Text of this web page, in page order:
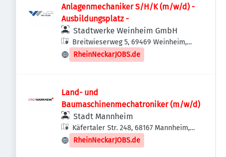
Anlagenmechaniker S/H/K (m/w/d) -
Ausbildungsplatz -
Stadtwerke Weinheim GmbH
Breitwieserweg 5, 69469 Weinheim,
Deutschland
RheinNeckarJOBS.de
Land- und
Baumaschinenmechatroniker (m/w/d)
Stadt Mannheim
Käfertaler Str. 248, 68167 Mannheim,
Deutschland
RheinNeckarJOBS.de